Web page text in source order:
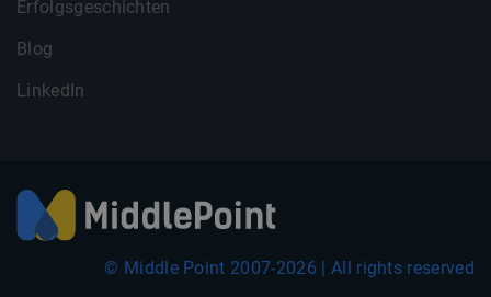
Erfolgsgeschichten
Blog
LinkedIn
© Middle Point 2007-2026 | All rights reserved